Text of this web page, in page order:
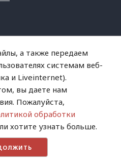
а также передаем
системам веб-
и Liveinternet).
вы даете нам
Пожалуйста,
обработки
хотите узнать больше.